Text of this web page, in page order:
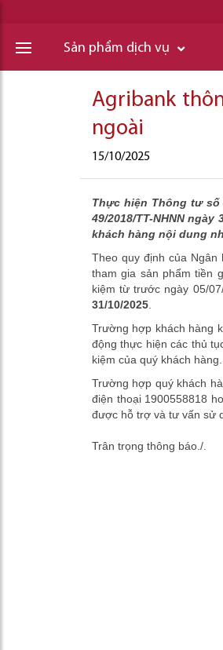
Sản phẩm dịch vụ
Agribank
ngoài
15/10/2025
Thực hiện Thông tư số
49/2018/TT-NHNN
khách hàng nội dung
Theo quy định của
tham gia sản phẩm tiền
kiệm từ trước ngày 05/
31/10/2025.
Trường hợp khách hàng
động thực hiện các thủ
kiệm của quý khách hàng.
Trường hợp quý khách
điện thoại 1900558818
được hỗ trợ và tư vấn sử
Trân trọng thông báo./.